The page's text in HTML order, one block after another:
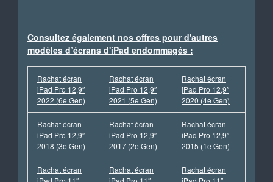
Consultez également nos offres pour d'autres
modèles d’écrans d'iPad endommagés :
Rachat écran
iPad Pro 12,9″
2022 (6e Gen)
Rachat écran
iPad Pro 12,9″
2021 (5e Gen)
Rachat écran
iPad Pro 12,9″
2020 (4e Gen)
Rachat écran
iPad Pro 12,9″
2018 (3e Gen)
Rachat écran
iPad Pro 12,9″
2017 (2e Gen)
Rachat écran
iPad Pro 12,9″
2015 (1e Gen)
Rachat écran
Rachat écran
Rachat écran